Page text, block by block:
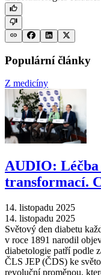
Populární články
Z medicíny
AUDIO:
transformací.
14. listopadu 2025
14. listopadu 2025
Světový den diabetu
v roce 1891 narodil
diabetologie patří podle
ČLS JEP (ČDS) ke
revoluční proměnou,